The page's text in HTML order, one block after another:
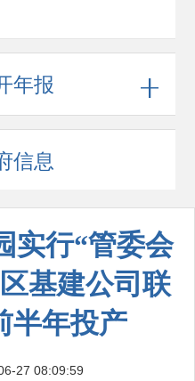
年报
信息
实行“管委会
基建公司联
半年投产
27 08:09:59